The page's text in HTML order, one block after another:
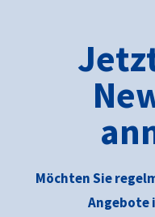
Möchten Sie
Angebote